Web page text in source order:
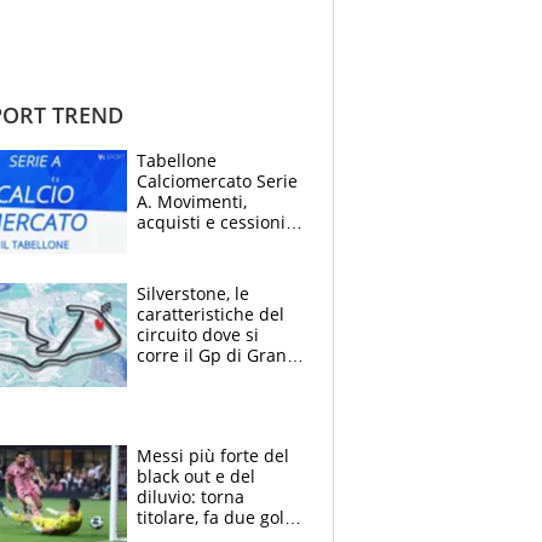
TREND
Tabellone
Calciomercato Serie
A. Movimenti,
acquisti e cessioni:
Silverstone, le
caratteristiche del
circuito dove si
corre il Gp di Gran
Messi più forte del
black out e del
diluvio: torna
titolare, fa due gol e